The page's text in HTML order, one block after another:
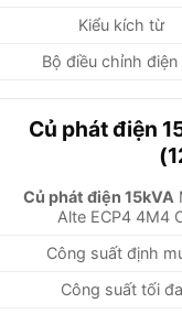
Kiểu kích từ
Bộ điều chỉnh điện
Củ phát điện
Củ phát điện 15kVA
Alte ECP4 4M4
Công suất định
Công suất tối đa